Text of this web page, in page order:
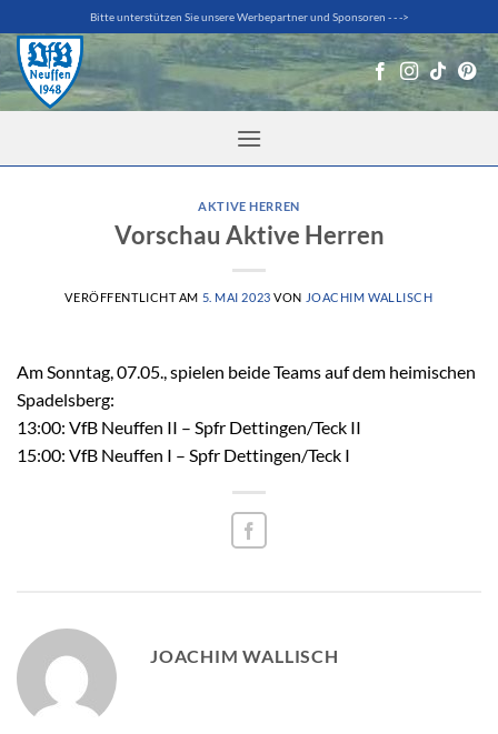
Inhalt
springen
Bitte unterstützen Sie unsere Werbepartner und Sponsoren - - ->
AKTIVE HERREN
Vorschau Aktive Herren
VERÖFFENTLICHT AM 5. MAI 2023 VON JOACHIM WALLISCH
Am Sonntag, 07.05., spielen beide Teams auf dem heimischen
Spadelsberg:
13:00: VfB Neuffen II – Spfr Dettingen/Teck II
15:00: VfB Neuffen I – Spfr Dettingen/Teck I
JOACHIM WALLISCH